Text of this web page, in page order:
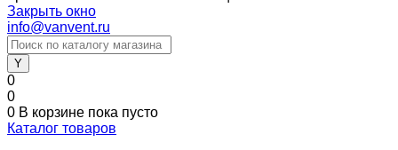
Закрыть окно
info@vanvent.ru
0
0
0 В корзине пока пусто
Каталог товаров